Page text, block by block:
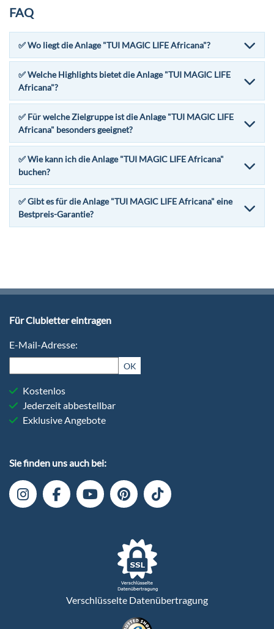
FAQ
✅ Wo liegt die Anlage "TUI MAGIC LIFE Africana"?
✅ Welche Highlights bietet die Anlage "TUI MAGIC LIFE
Africana"?
✅ Für welche Zielgruppe ist die Anlage "TUI MAGIC LIFE
Africana" besonders geeignet?
✅ Wie kann ich die Anlage "TUI MAGIC LIFE Africana"
buchen?
✅ Gibt es für die Anlage "TUI MAGIC LIFE Africana" eine
Bestpreis-Garantie?
Sie finden uns auch bei:
Verschlüsselte Datenübertragung
Für Clubletter eintragen
E-Mail-Adresse:
OK
Kostenlos
Jederzeit abbestellbar
Exklusive Angebote